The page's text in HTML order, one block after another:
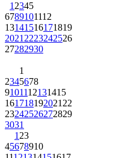
1 2345
6789101112
13141516171819
2021 2223242526
27282930
1
2345678
9101112131415
161718192021 22
23242526272829
3031
1 23
45678910